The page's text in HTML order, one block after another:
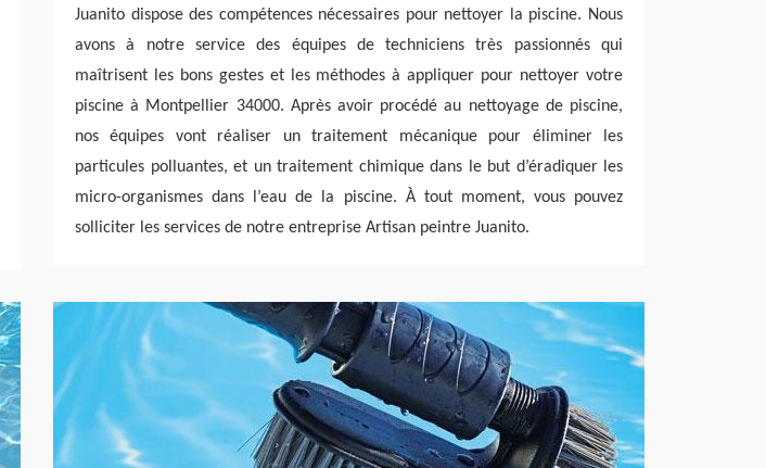
Juanito dispose des compétences nécessaires pour nettoyer la piscine. Nous
avons à notre service des équipes de techniciens très passionnés qui
maîtrisent les bons gestes et les méthodes à appliquer pour nettoyer votre
piscine à Montpellier 34000. Après avoir procédé au nettoyage de piscine,
nos équipes vont réaliser un traitement mécanique pour éliminer les
particules polluantes, et un traitement chimique dans le but d’éradiquer les
micro-organismes dans l’eau de la piscine. À tout moment, vous pouvez
solliciter les services de notre entreprise Artisan peintre Juanito.